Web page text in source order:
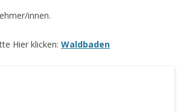
innen.
Hier klicken: Waldbaden